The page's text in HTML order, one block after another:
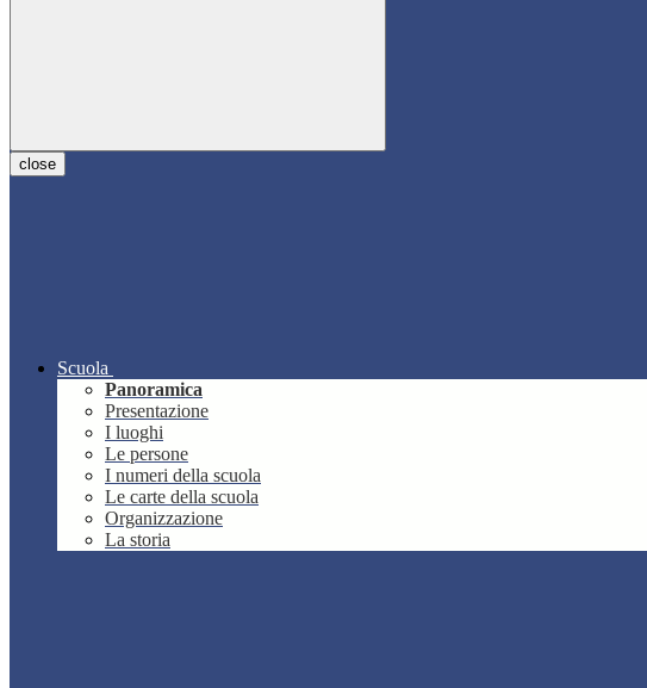
close
Scuola
Panoramica
Presentazione
I luoghi
Le persone
I numeri della scuola
Le carte della scuola
Organizzazione
La storia